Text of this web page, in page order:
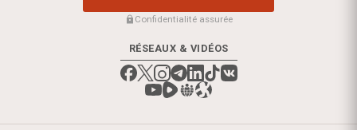
Confidentialité assurée
RÉSEAUX & VIDÉOS